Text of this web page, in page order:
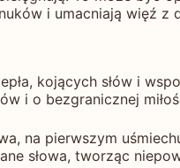
i umacniają więź z
kojących słów i
i o bezgranicznej
na pierwszym
słowa, tworząc